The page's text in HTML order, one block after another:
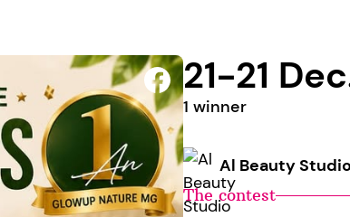
21-21
1 winner
Al Beauty Studio
The contest